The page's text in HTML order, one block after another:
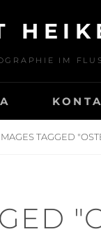
IM
TAGGED